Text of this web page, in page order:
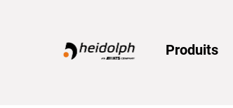
Produits